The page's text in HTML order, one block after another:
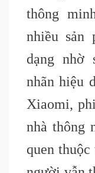
thông
nhiều sản
dạng nhờ
nhãn hiệu
Xiaomi,
nhà thông
quen